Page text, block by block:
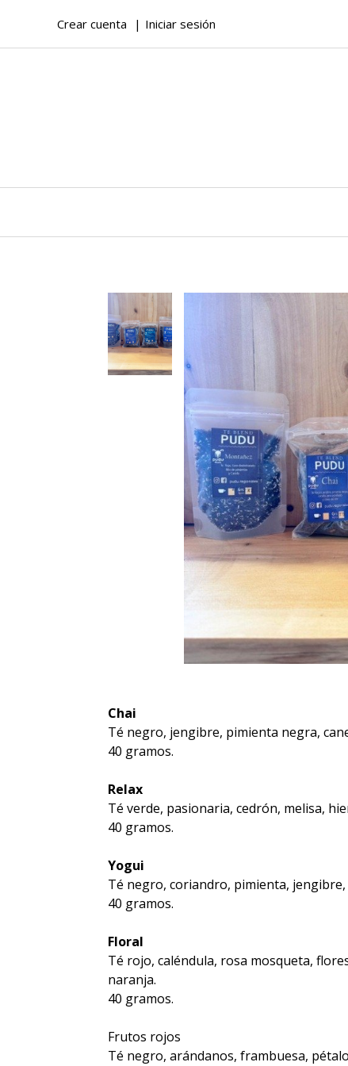
Crear cuenta Iniciar sesión
Chai
Té negro, jengibre, pimienta negra,
40 gramos.
Relax
Té verde, pasionaria, cedrón, melisa,
40 gramos.
Yogui
Té negro, coriandro, pimienta, jengibre,
40 gramos.
Floral
Té rojo, caléndula, rosa mosqueta,
naranja.
40 gramos.
Frutos rojos
Té negro, arándanos, frambuesa,